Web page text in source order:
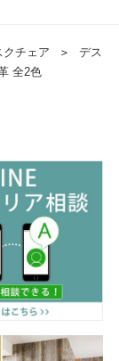
クチェア ＞
デス
全2色